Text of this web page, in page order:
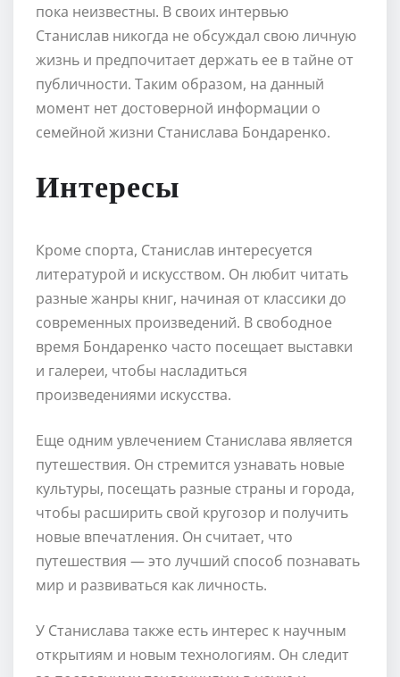
пока неизвестны. В своих интервью
Станислав никогда не обсуждал свою личную
жизнь и предпочитает держать ее в тайне от
публичности. Таким образом, на данный
момент нет достоверной информации о
семейной жизни Станислава Бондаренко.
Интересы
Кроме спорта, Станислав интересуется
литературой и искусством. Он любит читать
разные жанры книг, начиная от классики до
современных произведений. В свободное
время Бондаренко часто посещает выставки
и галереи, чтобы насладиться
произведениями искусства.
Еще одним увлечением Станислава является
путешествия. Он стремится узнавать новые
культуры, посещать разные страны и города,
чтобы расширить свой кругозор и получить
новые впечатления. Он считает, что
путешествия — это лучший способ познавать
мир и развиваться как личность.
У Станислава также есть интерес к научным
открытиям и новым технологиям. Он следит